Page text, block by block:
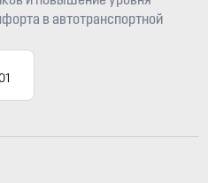
в автотранспортной